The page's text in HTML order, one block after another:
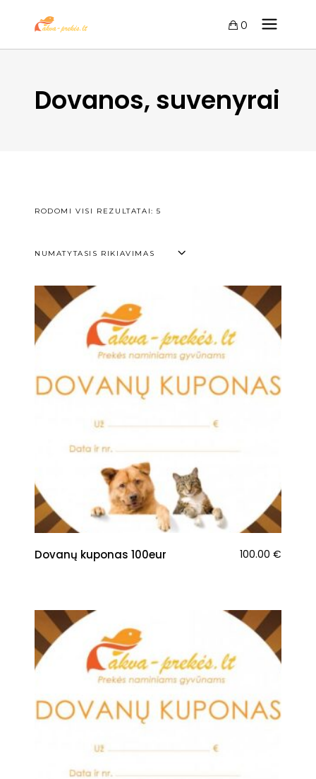
0
Dovanos, suvenyrai
RODOMI VISI REZULTATAI: 5
NUMATYTASIS RIKIAVIMAS
Dovanų kuponas 100eur 100.00 €